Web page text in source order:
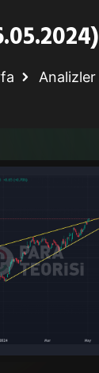
Analizler